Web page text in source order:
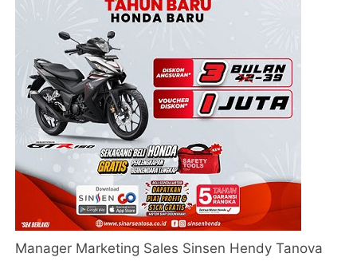
Manager Marketing Sales Sinsen Hendy Tanova